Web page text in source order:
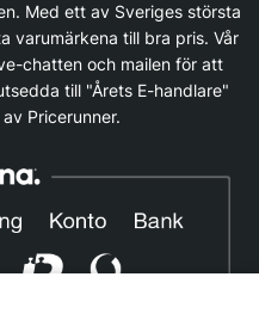
Med ett av Sveriges största
varumärkena till bra pris. Vår
chatten och mailen för att
till "Årets E-handlare"
Pricerunner.